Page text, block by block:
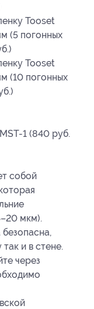
Tooset
(5 погонных
Tooset
(10 погонных
1 (840 руб.
собой
мкм).
и в стене.
через